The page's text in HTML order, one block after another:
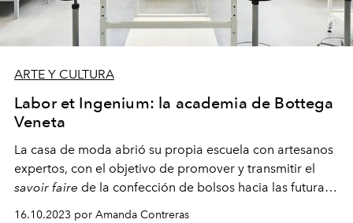
ARTE Y CULTURA
Labor et Ingenium: la academia de Bottega
Veneta
La casa de moda abrió su propia escuela con artesanos
expertos, con el objetivo de promover y transmitir el
savoir faire de la confección de bolsos hacia las futuras
16.10.2023 por Amanda Contreras